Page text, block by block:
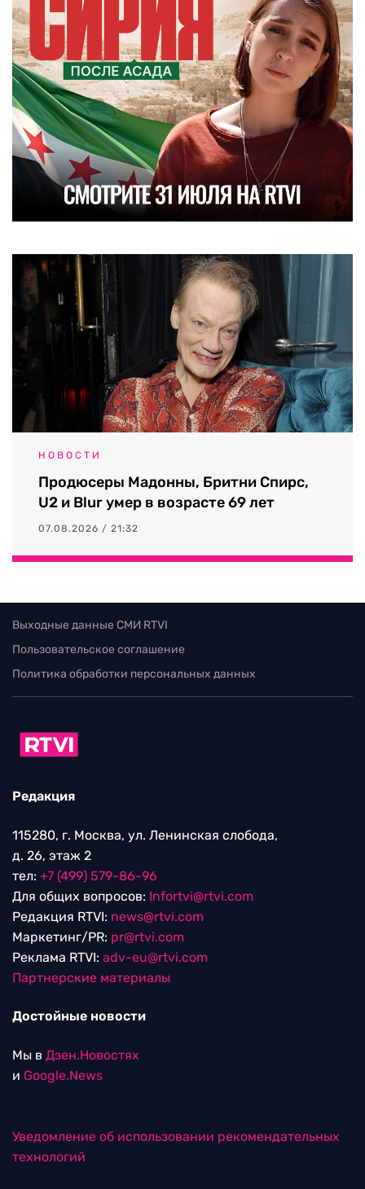
НОВОСТИ
Продюсеры Мадонны, Бритни Спирс,
U2 и Blur умер в возрасте 69 лет
07.08.2026 / 21:32
Выходные данные СМИ RTVI
Пользовательское соглашение
Политика обработки персональных данных
Редакция
115280, г. Москва, ул. Ленинская слобода,
д. 26, этаж 2
тел: +7 (499) 579-86-96
Для общих вопросов: Infortvi@rtvi.com
Редакция RTVI: news@rtvi.com
Маркетинг/PR: pr@rtvi.com
Реклама RTVI: adv-eu@rtvi.com
Партнерские материалы
Достойные новости
Мы в Дзен.Новостях
и Google.News
Уведомление об использовании рекомендательных
технологий